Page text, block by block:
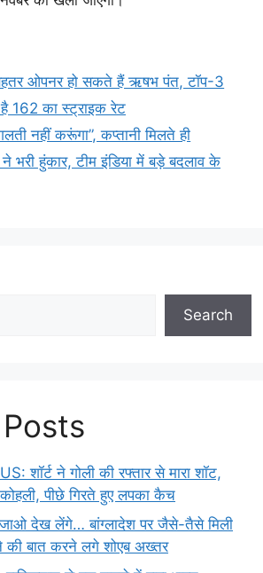
ओपनर हो सकते हैं ऋषभ पंत, टॉप-3
162 का स्ट्राइक रेट
नहीं करूंगा”, कप्तानी मिलते ही
हुंकार, टीम इंडिया में बड़े बदलाव के
Search
शॉर्ट ने गोली की रफ्तार से मारा शॉट,
पीछे गिरते हुए लपका कैच
देख लेंगे… बांग्लादेश पर जैसे-तैसे मिली
की बात करने लगे शोएब अख्तर